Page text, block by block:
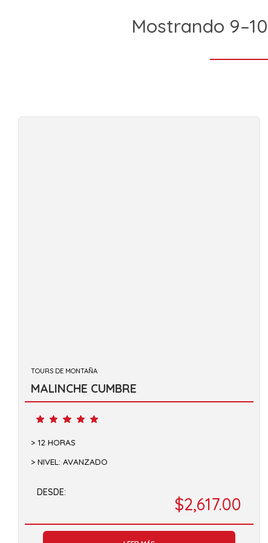
Mostrando
TOURS DE MONTAÑA
MALINCHE CUMBRE
12 HORAS
NIVEL: AVANZADO
DESDE:
$2,617.00